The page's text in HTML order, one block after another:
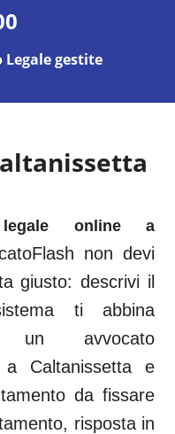
gestite
online a
non devi
giusto: descrivi il
ti abbina
un avvocato
a Caltanissetta e
da fissare
risposta in